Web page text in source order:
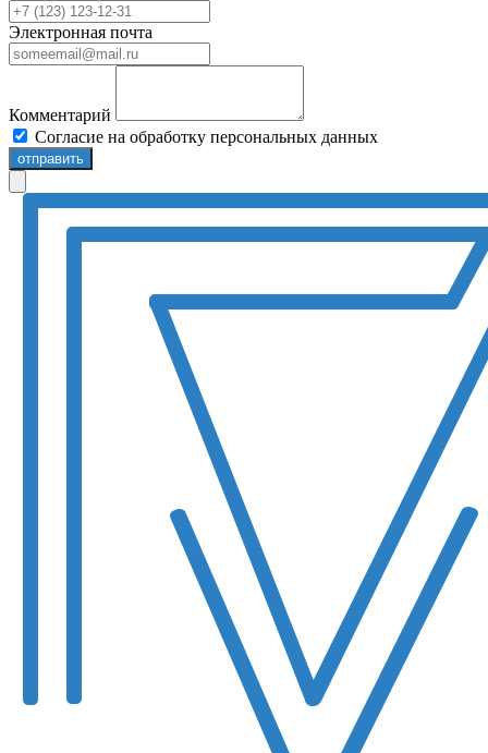
Электронная почта
Комментарий
Согласие на обработку персональных данных
отправить